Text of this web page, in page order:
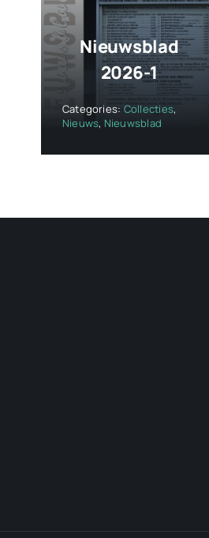
Nieuwsblad
2026-1
Categories: Collecties,
Nieuws, Nieuwsblad